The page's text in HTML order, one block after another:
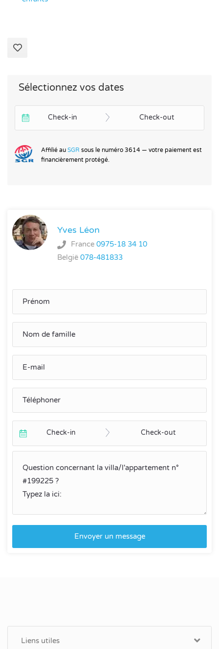
Sélectionnez vos dates
Check-in Check-out
Affilié au SGR sous le numéro 3614 — votre paiement est
financièrement protégé.
Yves Léon
France 0975-18 34 10
België 078-481833
Check-in Check-out
Envoyer un message
Liens utiles